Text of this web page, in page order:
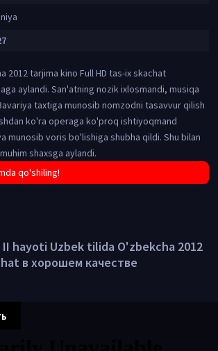
2012 tarjima kino Full HD tas-ix skachat
aylandi. San'atning nozik ixlosmandi, musiqa
taxtiga munosib nomzodni tasavvur qilish
ko'ra operaga ko'proq ishtiyoqmand
munosib voris bo'lishiga shubha qildi. Shu bilan
shaxsga aylandi.
qo'shiling!
hayoti Uzbek tilida O'zbekcha 2012
в хорошем качестве